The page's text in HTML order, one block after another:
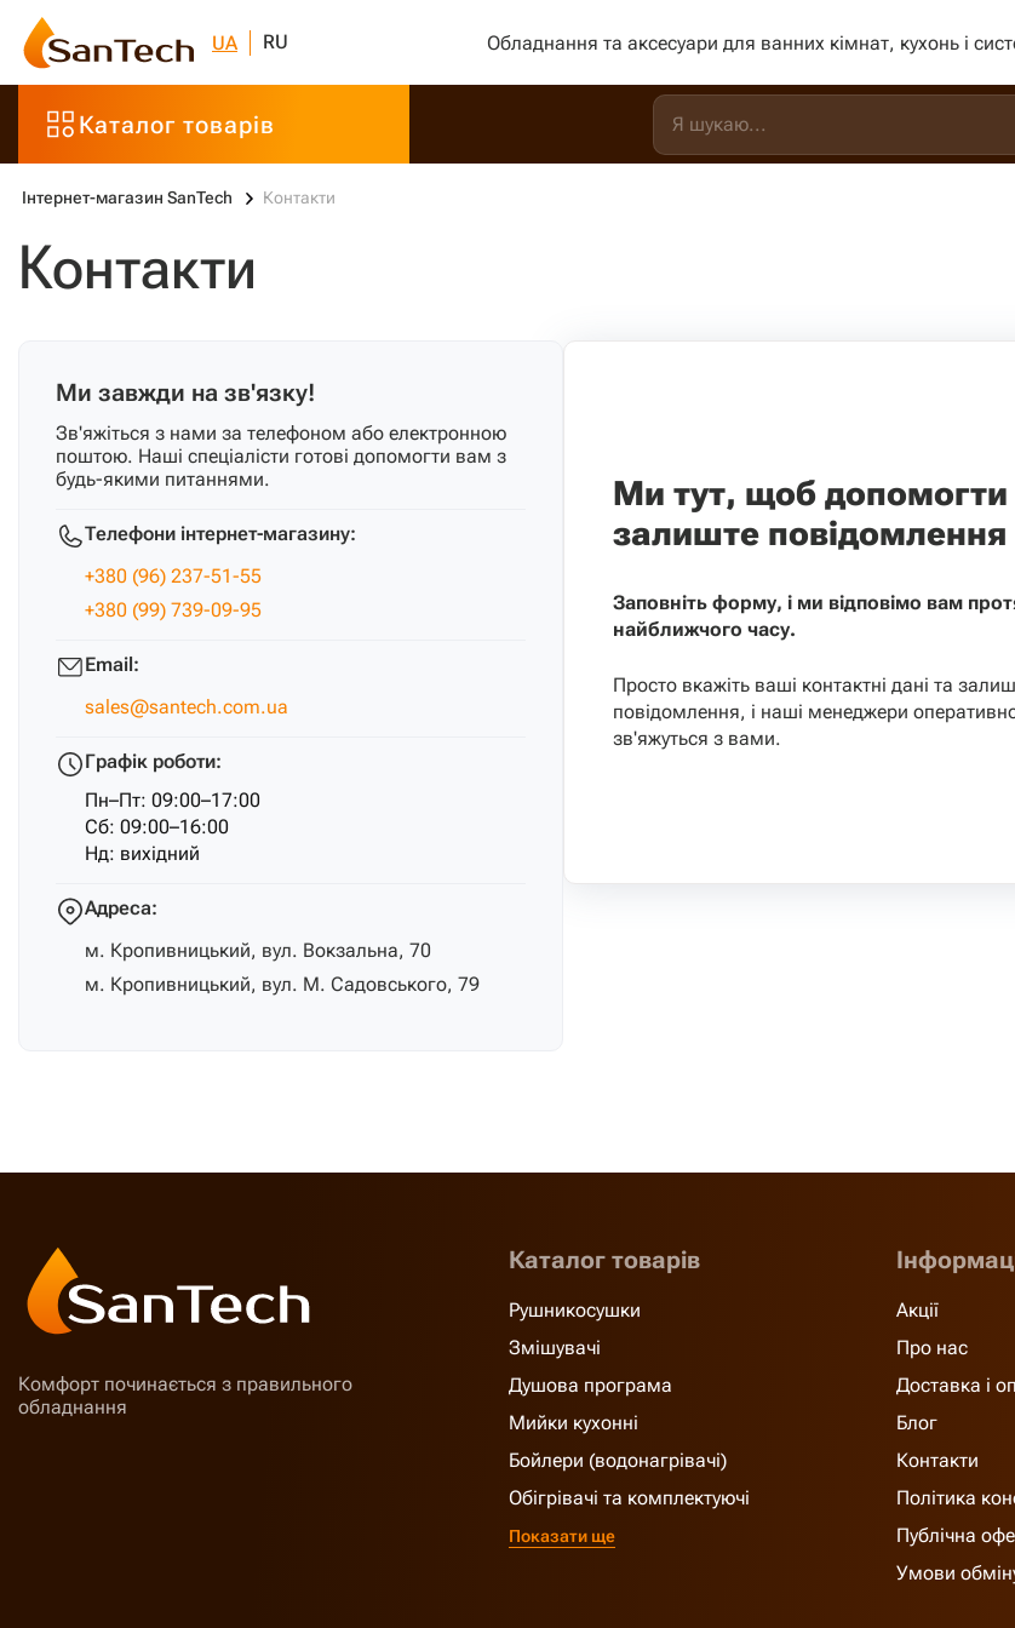
UA RU Обладнання та аксесуари для ванних кімнат, кухонь і
Каталог товарів
Інтернет-магазин SanTech Контакти
Контакти
Ми завжди на зв'язку!
Зв'яжіться з нами за телефоном або електронною
поштою. Наші спеціалісти готові допомогти вам з
будь-якими питаннями.
Телефони інтернет-магазину:
+380 (96) 237-51-55
+380 (99) 739-09-95
Email:
sales@santech.com.ua
Графік роботи:
Пн–Пт: 09:00–17:00
Сб: 09:00–16:00
Нд: вихідний
Адреса:
м. Кропивницький, вул. Вокзальна, 70
м. Кропивницький, вул. М. Садовського, 79
Ми тут, щоб допомогти
залиште повідомлення
Заповніть форму, і ми відповімо вам
найближчого часу.
Просто вкажіть ваші контактні дані та
повідомлення, і наші менеджери
зв'яжуться з вами.
Комфорт починається з правильного
обладнання
Каталог товарів
Рушникосушки
Змішувачі
Душова програма
Мийки кухонні
Бойлери (водонагрівачі)
Обігрівачі та комплектуючі
Показати ще
Акції
Про нас
Доставка і
Блог
Контакти
Політика
Публічна
Умови